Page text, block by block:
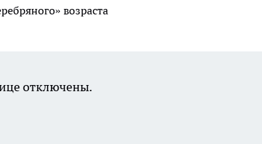
возраста
отключены.